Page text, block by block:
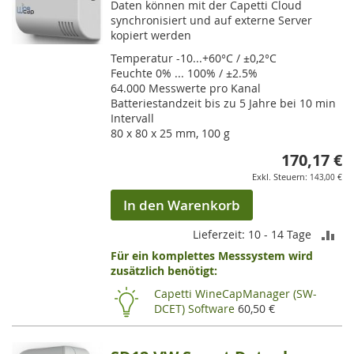
Daten können mit der Capetti Cloud
synchronisiert und auf externe Server
kopiert werden
Temperatur -10...+60°C / ±0,2°C
Feuchte 0% ... 100% / ±2.5%
64.000 Messwerte pro Kanal
Batteriestandzeit bis zu 5 Jahre bei 10 min
Intervall
80 x 80 x 25 mm, 100 g
170,17 €
143,00 €
In den Warenkorb
Lieferzeit: 10 - 14 Tage
Für ein komplettes Messsystem wird
zusätzlich benötigt:
Capetti WineCapManager (SW-
DCET) Software 60,50 €